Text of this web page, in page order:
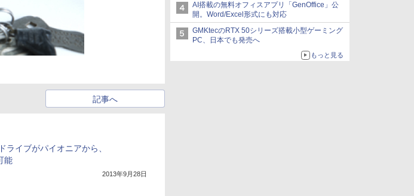
AI搭載の無料オフィスアプリ「GenOffice」公
開。Word/Excel形式にも対応
GMKtecのRTX 50シリーズ搭載小型ゲーミング
PC、日本でも発売へ
もっと見る
記事へ
ライブがパイオニアから、
能
2013年9月28日